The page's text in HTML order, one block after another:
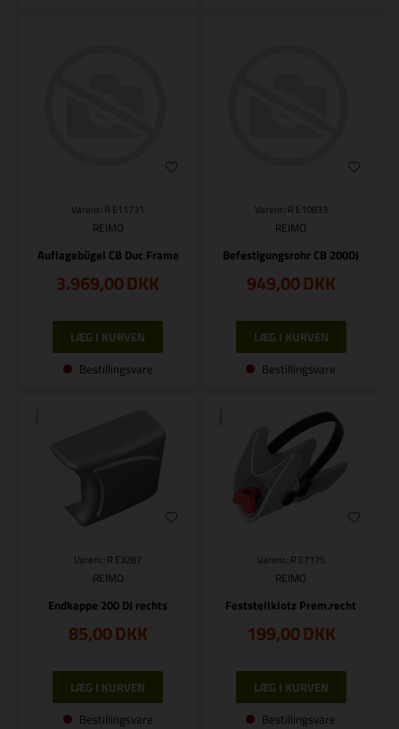
Varenr.: R E11731
REIMO
Auflagebügel CB Duc Frame
3.969,00DKK
Bestillingsvare
Varenr.: R E10833
REIMO
Befestigungsrohr CB 200DJ
949,00DKK
Bestillingsvare
Varenr.: R E3287
REIMO
Endkappe 200 DJ rechts
85,00DKK
Bestillingsvare
Varenr.: R E7175
REIMO
Feststellklotz Prem.recht
199,00DKK
Bestillingsvare